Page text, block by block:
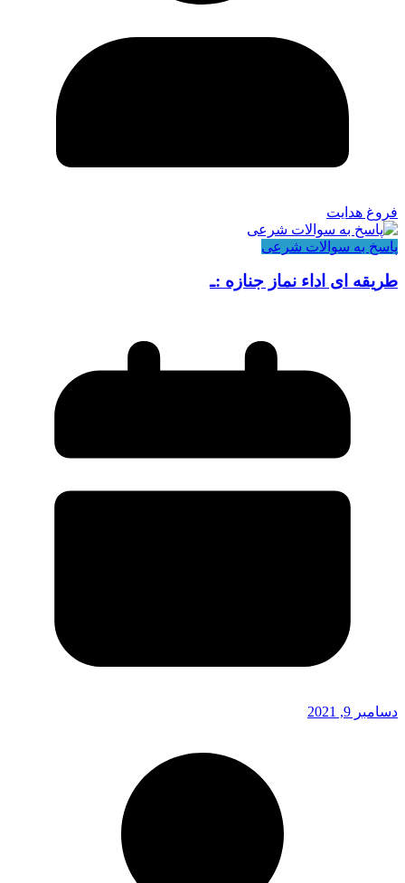
فروغ هدایت
پاسخ به سوالات شرعی
طریقه ای اداء نماز جنازه :ـ
دسامبر 9, 2021